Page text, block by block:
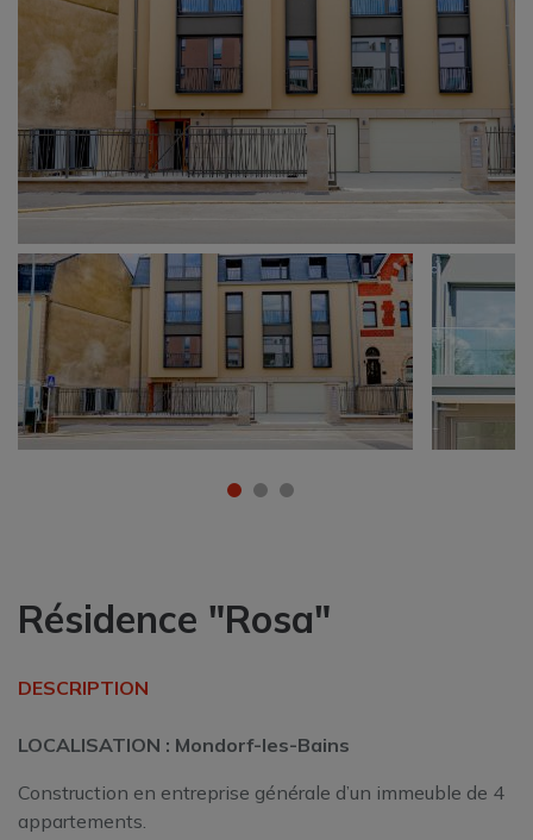
Résidence "Rosa"
DESCRIPTION
LOCALISATION : Mondorf-les-Bains
Construction en entreprise générale d’un immeuble de 4
appartements.